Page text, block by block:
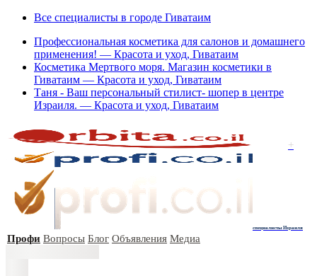
Все специалисты в городе Гиватаим
Профессиональная косметика для салонов и домашнего
применения! — Красота и уход, Гиватаим
Косметика Мертвого моря. Магазин косметики в
Гиватаим — Красота и уход, Гиватаим
Таня - Ваш персональный стилист- шопер в центре
Израиля. — Красота и уход, Гиватаим
+
специалисты Израиля
Профи Вопросы Блог Объявления Медиа